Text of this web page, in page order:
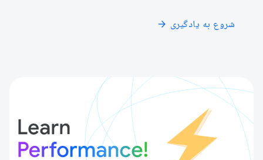
شروع به یادگیری arrow_forward